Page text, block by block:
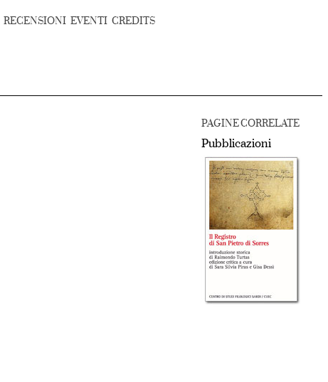
RECENSIONI EVENTI CREDITS
PAGINE CORRELATE
Pubblicazioni